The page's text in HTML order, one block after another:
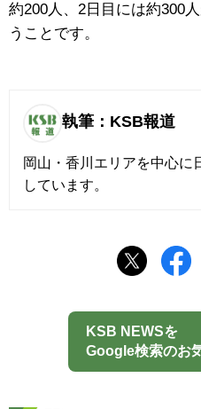
約200人、2日目には約300
うことです。
執筆：KSB報道
岡山・香川エリアを中心に
しています。
KSB NEWSを
Google検索のお